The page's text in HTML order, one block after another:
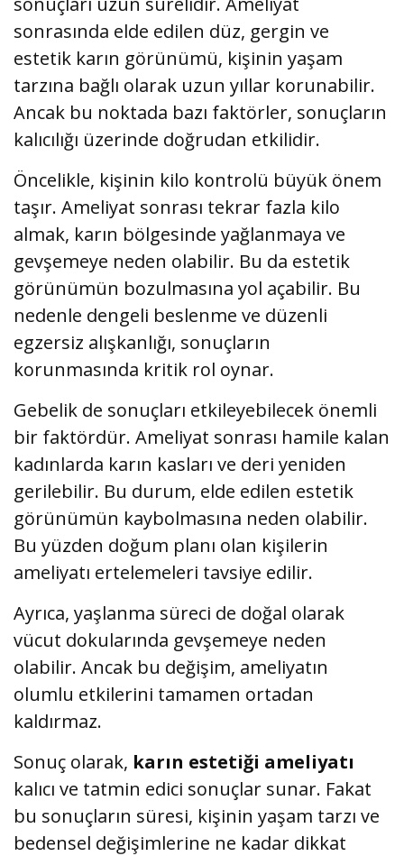
sonrasında elde edilen düz, gergin ve
estetik karın görünümü, kişinin yaşam
tarzına bağlı olarak uzun yıllar korunabilir.
Ancak bu noktada bazı faktörler, sonuçların
kalıcılığı üzerinde doğrudan etkilidir.
Öncelikle, kişinin kilo kontrolü büyük önem
taşır. Ameliyat sonrası tekrar fazla kilo
almak, karın bölgesinde yağlanmaya ve
gevşemeye neden olabilir. Bu da estetik
görünümün bozulmasına yol açabilir. Bu
nedenle dengeli beslenme ve düzenli
egzersiz alışkanlığı, sonuçların
korunmasında kritik rol oynar.
Gebelik de sonuçları etkileyebilecek önemli
bir faktördür. Ameliyat sonrası hamile kalan
kadınlarda karın kasları ve deri yeniden
gerilebilir. Bu durum, elde edilen estetik
görünümün kaybolmasına neden olabilir.
Bu yüzden doğum planı olan kişilerin
ameliyatı ertelemeleri tavsiye edilir.
Ayrıca, yaşlanma süreci de doğal olarak
vücut dokularında gevşemeye neden
olabilir. Ancak bu değişim, ameliyatın
olumlu etkilerini tamamen ortadan
kaldırmaz.
Sonuç olarak, karın estetiği ameliyatı
kalıcı ve tatmin edici sonuçlar sunar. Fakat
bu sonuçların süresi, kişinin yaşam tarzı ve
bedensel değişimlerine ne kadar dikkat